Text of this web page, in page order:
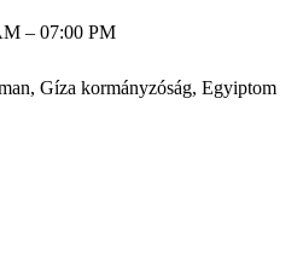
– 07:00 PM
Gíza kormányzóság, Egyiptom